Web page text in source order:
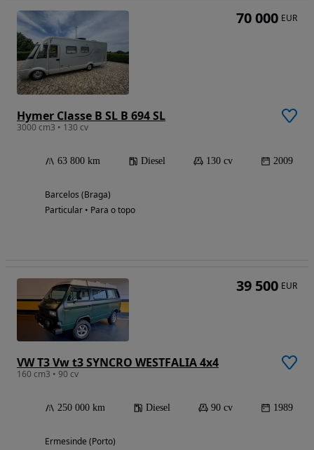
Hymer Classe B SL B 694 SL
3000 cm3 • 130 cv
63 800 km Diesel 130 cv 2009
Barcelos (Braga)
Particular • Para o topo
70 000 EUR
VW T3 Vw t3 SYNCRO WESTFALIA 4x4
160 cm3 • 90 cv
250 000 km Diesel 90 cv 1989
Ermesinde (Porto)
39 500 EUR